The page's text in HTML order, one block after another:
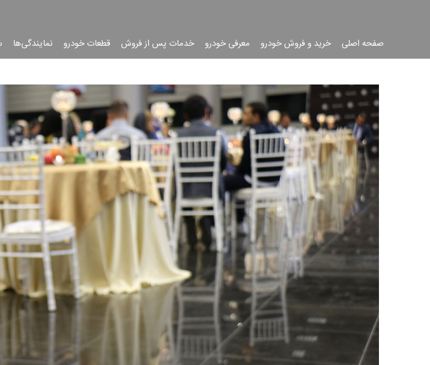
صفحه اصلی خرید و فروش خودرو معرفی خودرو خدمات پس از فروش قطعات خودرو نمایندگی‌ها
جست
جو